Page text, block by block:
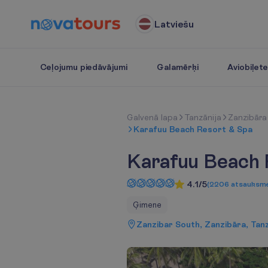
Latviešu
Ceļojumu piedāvājumi Galamērķi
Galvenā lapa Tanzānija Zanzibāra
Karafuu Beach Resort & Spa
Karafuu Beach
4.1/5(2206
Ģimene
Zanzibar South, Zanzibāra,